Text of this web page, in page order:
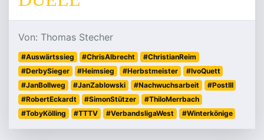
Von: Thomas Stecher
#Auswärtssieg #ChrisAlbrecht
#ChristianReim
#DerbySieger
#Heimsieg #Herbstmeister
#IvoQuett
#JanBollweg
#JanZablowski #Nachwuchsarbeit
#PostIII
#RobertEckardt
#SimonStützer
#ThiloMerrbach
#TobyKölling
#TTTV #VerbandsligaWest #Winterkönige